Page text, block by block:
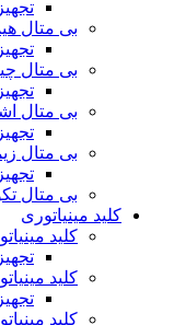
بی متال
بی متال
بی متال
بی متال
بی متال
کلید مینیاتوری
کلید
کلید
کلید